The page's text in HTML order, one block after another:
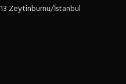
Zeytinburnu/İstanbul